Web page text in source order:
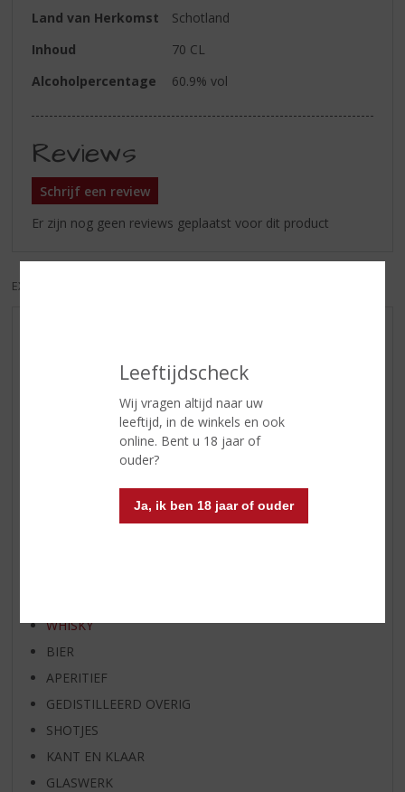
Leeftijdscheck
Wij vragen altijd naar uw
leeftijd, in de winkels en ook
online. Bent u 18 jaar of
ouder?
Ja, ik ben 18 jaar of ouder
Land van Herkomst
Schotland
Inhoud
70 CL
Alcoholpercentage
60.9% vol
Reviews
Schrijf een review
Er zijn nog geen reviews geplaatst voor dit product
EXCL. BTW
WIJN VAN DE MAAND
WHISKY VAN DE MAAND
RUM VAN DE MAAND
BIER VAN DE MAAND
SPIRIT VAN DE MAAND
EXCLUSIEF TOPSLIJTER
WHISKY
BIER
APERITIEF
GEDISTILLEERD OVERIG
SHOTJES
KANT EN KLAAR
GLASWERK